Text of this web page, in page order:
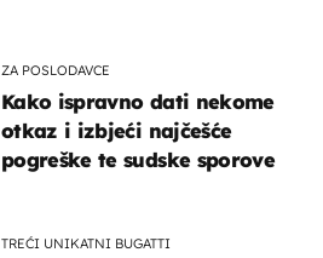
ZA POSLODAVCE
Kako ispravno dati nekome
otkaz i izbjeći najčešće
pogreške te sudske sporove
TREĆI UNIKATNI BUGATTI